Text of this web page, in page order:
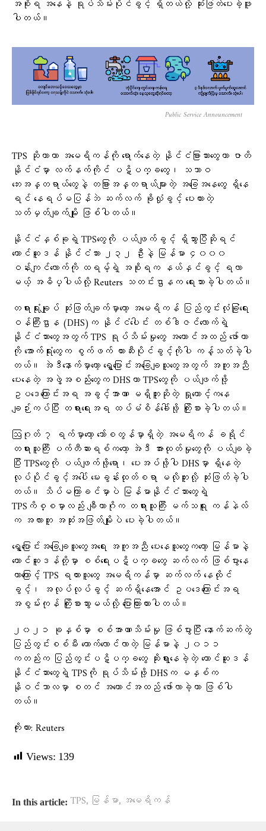
အစိုးရ အနေနဲ့ ရုပ်သိမ်းပိုင်ခွင့် ရှိတယ်လို့ ဆုံးဖြတ်ပေးခဲ့ဖူး
ပါတယ်။
Public Service Announcement
TPS ဆိုတာဟာ အမေရိကန်ကို ရောက်နေတဲ့ နိုင်ငံခြားသားတွေဟာ ဇာတိ
နိုင်ငံမှာ လက်နက်ကိုင် ပဋိပက္ခတွေ၊ သဘာဝ
ဘေးအန္တရာယ်တွေနဲ့ တခြားအန္တရာယ်များတဲ့ အခြေအနေတွေ ရှိနေ
ရင် နေရပ်မပြန်ဘဲ ဆက်လက် ခိုလှုံခွင့် ပေးထားတဲ့
သတ်မှတ်ချက်မျိုး ဖြစ်ပါတယ်။
နိုင်ငံနှစ်ခုရဲ့ TPSတွေကို ပယ်ဖျက်ခွင့် ရှိသွားပြီဆိုရင်
တောင်ဆူဒန် နိုင်ငံသား ၂၃၂ ဦးနဲ့ မြန်မာ ၄၀၀၀
ဝန်းကျင်လောက်ကို ထရမ့်ရဲ့ အစိုးရက နယ်နှင်ခွင့် ရလာ
မယ့် အဓိပ္ပါယ်လို့ Reuters သတင်းဌာနက ရေးသားခဲ့ပါတယ်။
တရားရုံးချုပ် ဆုံးဖြတ်ချက်မှာတော့ အမေရိကန် ပြည်တွင်းလုံခြုံရေး
ဝန်ကြီးဌာန (DHS)က နိုင်ငံပေါင်း တစ်ဒါဇင်လောက်ရဲ့
နိုင်ငံသားတွေအတွက် TPS ရုပ်သိမ်းမှုတွေ အကောင်အထည် ဖော်တာ
ကို အောက်ရုံးတွေက စွက်ဖက် တားဆီးပိုင်ခွင့်ကိုပါ ကန့်သတ်ခဲ့ပါ
တယ်။ အဲဒီနောက်မှာတော့ ရွှေ့ပြောင်းအခြေချသူတွေအတွက် အကူအညီ
ပေးနေတဲ့ အဖွဲ့အစည်းတွေက DHSဟာ TPSတွေကို ပယ်ဖျက်ဖို့
ဥပဒေကြောင်းအရ အခွင့်အာဏာ မရှိဘူးဆိုတဲ့ ရှုထောင့်ကနေ
ချဉ်းကပ်ပြီး တရားရေးအရ ထပ်မံစိန်ခေါ်ဖို့ ကြိုးစားခဲ့ပါတယ်။
ဩဂုတ် ၇ ရက်မှာတော့ ဘော်စတွန်မှာရှိတဲ့ အမေရိကန် ခရိုင်
တရားသူကြီး ပက်တီဆားရစ်ကတော့ အဲဒီ အားထုတ်မှုတွေကို ပယ်ချခဲ့
ပြီး TPSတွေကို ပယ်ဖျက်ဖို့ရော၊ ပေးအပ်ဖို့ပါ DHSမှာ ရှိနေတဲ့
လုပ်ပိုင်ခွင့်အပေါ် မေးခွန်းထုတ်စရာ မလိုဘူးလို့ ဆုံးဖြတ်ခဲ့ပါ
တယ်။ သိပ်မကြာခင်မှာပဲ မြန်မာနိုင်ငံသားတွေရဲ့
TPSကိစ္စမှာလည်း ချီကာဂိုက တရားသူကြီး မက်သရူး ကန်နဲလ်
က အလားတူ အဆုံးအဖြတ်မျိုးပဲ ပေးခဲ့ပါတယ်။
ရွှေ့ပြောင်းအခြေချသူတွေအရေး အကူအညီ ပေးနေသူတွေကတော့ မြန်မာနဲ့
တောင်ဆူဒန်တို့မှာ စစ်ရေးပဋိပက္ခတွေ ဆက်လက် ဖြစ်ပွားနေ
တာကြောင့် TPS ရထားသူတွေ အမေရိကန်မှာ ဆက်လက် နေထိုင်
ခွင့်၊ အလုပ်လုပ်ခွင့် ဆက်ရှိနေအောင် ဥပဒေကြောင်းအရ
အစွမ်းကုန် ကြိုးစားသွားမယ်လို့ ပြောကြားထားပါတယ်။
၂၀၂၁ ခုနှစ်မှာ စစ်အာဏာသိမ်းမှု ဖြစ်ပွားပြီး နောက်ဆက်တွဲ
ပြည်တွင်းစစ်မီး တောက်လောင်လာတဲ့ မြန်မာနဲ့ ၂၀၁၁
ကတည်းက ပြည်တွင်းပဋိပက္ခတွေ ဆိုးရွားနေခဲ့တဲ့ တောင်ဆူဒန်
နိုင်ငံသားတွေရဲ့ TPSကို ရုပ်သိမ်းဖို့ DHSက မနှစ်က
နိုဝင်ဘာလမှာ စတင် အကောင်အထည် ဖော်လာခဲ့တာ ဖြစ်ပါ
တယ်။
ကိုးကား: Reuters
Views: 139
In this article: TPS, မြန်မာ, အမေရိကန်